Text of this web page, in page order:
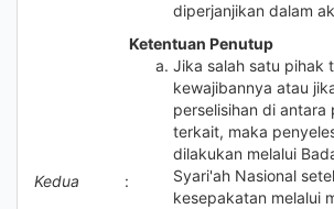
diperjanjikan dalam
Kedua :
Ketentuan Penutup
Jika salah satu pihak
kewajibannya atau
perselisihan di antara
terkait, maka
dilakukan melalui
Syari'ah Nasional
kesepakatan melalui